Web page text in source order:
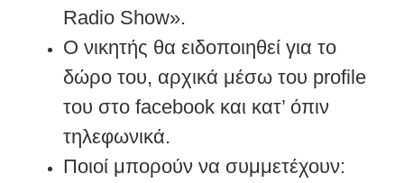
Radio Show».
Ο νικητής θα ειδοποιηθεί για το
δώρο του, αρχικά μέσω του profile
του στο facebook και κατ’ όπιν
τηλεφωνικά.
Ποιοί μπορούν να συμμετέχουν: